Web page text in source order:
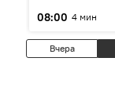
08:00 4 мин
Вчера